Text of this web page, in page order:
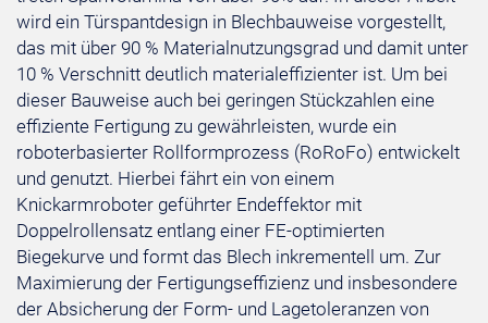
wird ein Türspantdesign in Blechbauweise vorgestellt,
das mit über 90 % Materialnutzungsgrad und damit unter
10 % Verschnitt deutlich materialeffizienter ist. Um bei
dieser Bauweise auch bei geringen Stückzahlen eine
effiziente Fertigung zu gewährleisten, wurde ein
roboterbasierter Rollformprozess (RoRoFo) entwickelt
und genutzt. Hierbei fährt ein von einem
Knickarmroboter geführter Endeffektor mit
Doppelrollensatz entlang einer FE-optimierten
Biegekurve und formt das Blech inkrementell um. Zur
Maximierung der Fertigungseffizienz und insbesondere
der Absicherung der Form- und Lagetoleranzen von